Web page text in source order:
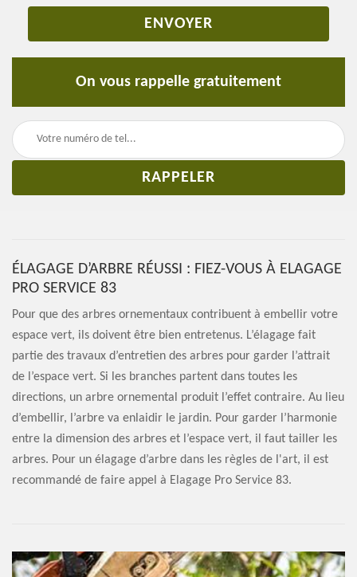
On vous rappelle gratuitement
ÉLAGAGE D’ARBRE RÉUSSI : FIEZ-VOUS À ELAGAGE
PRO SERVICE 83
Pour que des arbres ornementaux contribuent à embellir votre
espace vert, ils doivent être bien entretenus. L’élagage fait
partie des travaux d’entretien des arbres pour garder l’attrait
de l’espace vert. Si les branches partent dans toutes les
directions, un arbre ornemental produit l’effet contraire. Au lieu
d’embellir, l’arbre va enlaidir le jardin. Pour garder l’harmonie
entre la dimension des arbres et l’espace vert, il faut tailler les
arbres. Pour un élagage d’arbre dans les règles de l'art, il est
recommandé de faire appel à Elagage Pro Service 83.